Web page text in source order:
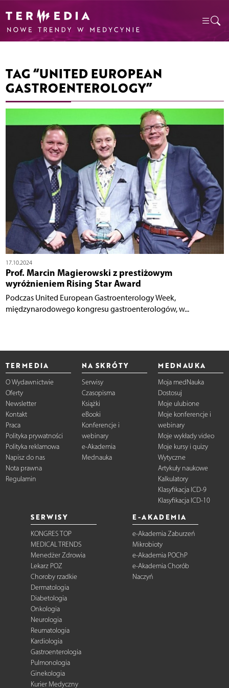
TAG “UNITED EUROPEAN
GASTROENTEROLOGY”
17.10.2024
Prof. Marcin Magierowski z prestiżowym
wyróżnieniem Rising Star Award
Podczas United European Gastroenterology Week,
międzynarodowego kongresu gastroenterologów, w...
TERMEDIA
O Wydawnictwie
Oferty
Newsletter
Kontakt
Praca
Polityka prywatności
Polityka reklamowa
Napisz do nas
Nota prawna
Regulamin
NA SKRÓTY
Serwisy
Czasopisma
Książki
eBooki
Konferencje i
webinary
e-Akademia
Mednauka
MEDNAUKA
Moja medNauka
Dostosuj
Moje ulubione
Moje konferencje i
webinary
Moje wykłady video
Moje kursy i quizy
Wytyczne
Artykuły naukowe
Kalkulatory
Klasyfikacja ICD-9
Klasyfikacja ICD-10
SERWISY
KONGRES TOP
MEDICAL TRENDS
Menedżer Zdrowia
Lekarz POZ
Choroby rzadkie
Dermatologia
Diabetologia
Onkologia
Neurologia
Reumatologia
Kardiologia
Gastroenterologia
Pulmonologia
Ginekologia
Kurier Medyczny
E-AKADEMIA
e-Akademia Zaburzeń
Mikrobioty
e-Akademia POChP
e-Akademia Chorób
Naczyń